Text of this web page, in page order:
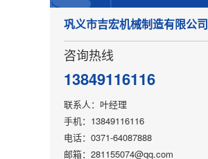
巩义市吉宏机械制造有限公司
咨询热线
13849116116
联系人：叶经理
手机：13849116116
电话：0371-64087888
邮箱：281155074@qq.com